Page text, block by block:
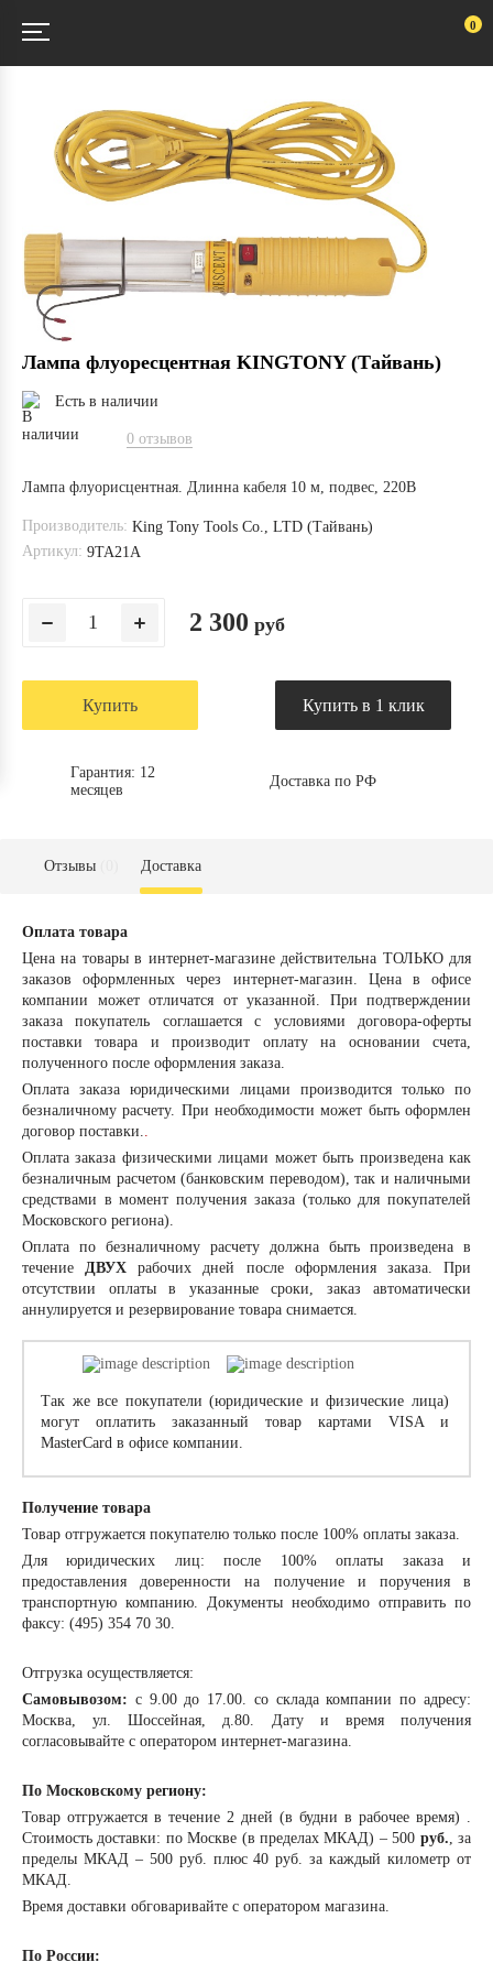
0
Лампа флуоресцентная KINGTONY (Тайвань)
Есть в наличии
0 отзывов
Лампа флуорисцентная. Длинна кабеля 10 м, подвес, 220В
Производитель: King Tony Tools Co., LTD (Тайвань)
Артикул: 9TA21A
2 300 руб
Купить Купить в 1 клик
Гарантия: 12
месяцев
Доставка по РФ
Отзывы Доставка
Оплата товара
Цена на товары в интернет-магазине действительна ТОЛЬКО для
заказов оформленных через интернет-магазин. Цена в офисе
компании может отличатся от указанной. При подтверждении
заказа покупатель соглашается с условиями договора-оферты
поставки товара и производит оплату на основании счета,
полученного после оформления заказа.
Оплата заказа юридическими лицами производится только по
безналичному расчету. При необходимости может быть оформлен
договор поставки..
Оплата заказа физическими лицами может быть произведена как
безналичным расчетом (банковским переводом), так и наличными
средствами в момент получения заказа (только для покупателей
Московского региона).
Оплата по безналичному расчету должна быть произведена в
течениеДВУХ рабочих дней после оформления заказа. При
отсутствии оплаты в указанные сроки, заказ автоматически
аннулируется и резервирование товара снимается.
Так же все покупатели (юридические и физические лица)
могут оплатить заказанный товар картами VISA и
MasterCard в офисе компании.
Получение товара
Товар отгружается покупателю только после 100% оплаты заказа.
Для юридических лиц: после 100% оплаты заказа и
предоставления доверенности на получение и поручения в
транспортную компанию. Документы необходимо отправить по
факсу: (495) 354 70 30.
Отгрузка осуществляется:
Самовывозом: с 9.00 до 17.00. со склада компании по адресу:
Москва, ул. Шоссейная, д.80. Дату и время получения
согласовывайте с оператором интернет-магазина.
По Московскому региону:
Товар отгружается в течение 2 дней (в будни в рабочее время) .
Стоимость доставки: по Москве (в пределах МКАД) – 500 руб., за
пределы МКАД – 500 руб. плюс 40 руб. за каждый километр от
МКАД.
Время доставки обговаривайте с оператором магазина.
По России: